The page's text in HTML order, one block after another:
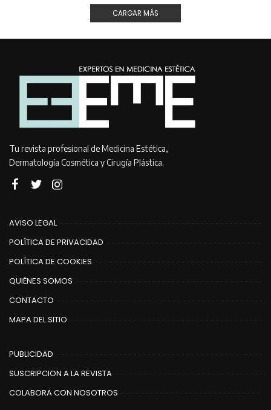
CARGAR MÁS
Tu revista profesional de Medicina Estética,
Dermatología Cosmética y Cirugía Plástica.
AVISO LEGAL
POLÍTICA DE PRIVACIDAD
POLÍTICA DE COOKIES
QUIÉNES SOMOS
CONTACTO
MAPA DEL SITIO
PUBLICIDAD
SUSCRIPCION A LA REVISTA
COLABORA CON NOSOTROS